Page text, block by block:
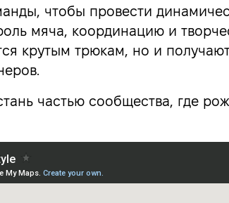
чтобы провести
мяча, координацию и
крутым трюкам, но и
частью сообщества, где